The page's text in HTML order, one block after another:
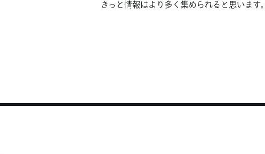
きっと情報はより多く集められると思います。